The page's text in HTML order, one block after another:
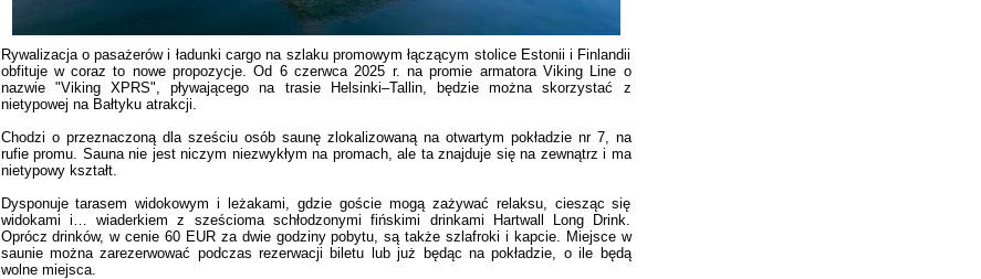
Rywalizacja o pasażerów i ładunki cargo na szlaku promowym łączącym stolice Estonii i Finlandii
obfituje w coraz to nowe propozycje. Od 6 czerwca 2025 r. na promie armatora Viking Line o
nazwie "Viking XPRS", pływającego na trasie Helsinki–Tallin, będzie można skorzystać z
nietypowej na Bałtyku atrakcji.
Chodzi o przeznaczoną dla sześciu osób saunę zlokalizowaną na otwartym pokładzie nr 7, na
rufie promu. Sauna nie jest niczym niezwykłym na promach, ale ta znajduje się na zewnątrz i ma
nietypowy kształt.
Dysponuje tarasem widokowym i leżakami, gdzie goście mogą zażywać relaksu, ciesząc się
widokami i… wiaderkiem z sześcioma schłodzonymi fińskimi drinkami Hartwall Long Drink.
Oprócz drinków, w cenie 60 EUR za dwie godziny pobytu, są także szlafroki i kapcie. Miejsce w
saunie można zarezerwować podczas rezerwacji biletu lub już będąc na pokładzie, o ile będą
wolne miejsca.